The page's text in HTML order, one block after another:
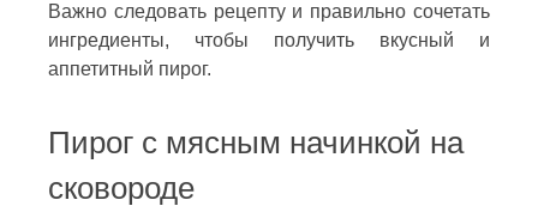
Важно следовать рецепту и правильно сочетать
ингредиенты, чтобы получить вкусный и
аппетитный пирог.
Пирог с мясным начинкой на
сковороде